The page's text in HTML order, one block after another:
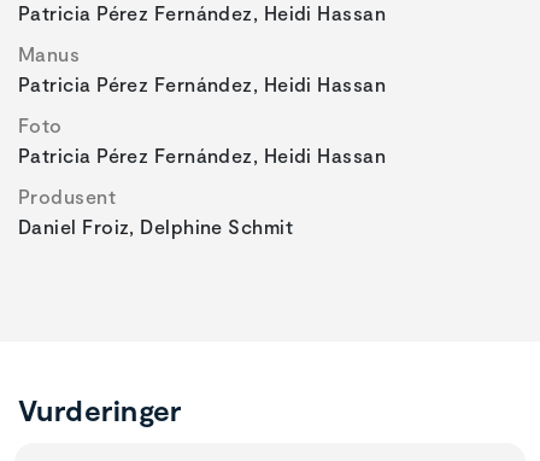
Patricia Pérez Fernández, Heidi Hassan
Manus
Patricia Pérez Fernández, Heidi Hassan
Foto
Patricia Pérez Fernández, Heidi Hassan
Produsent
Daniel Froiz, Delphine Schmit
Vurderinger